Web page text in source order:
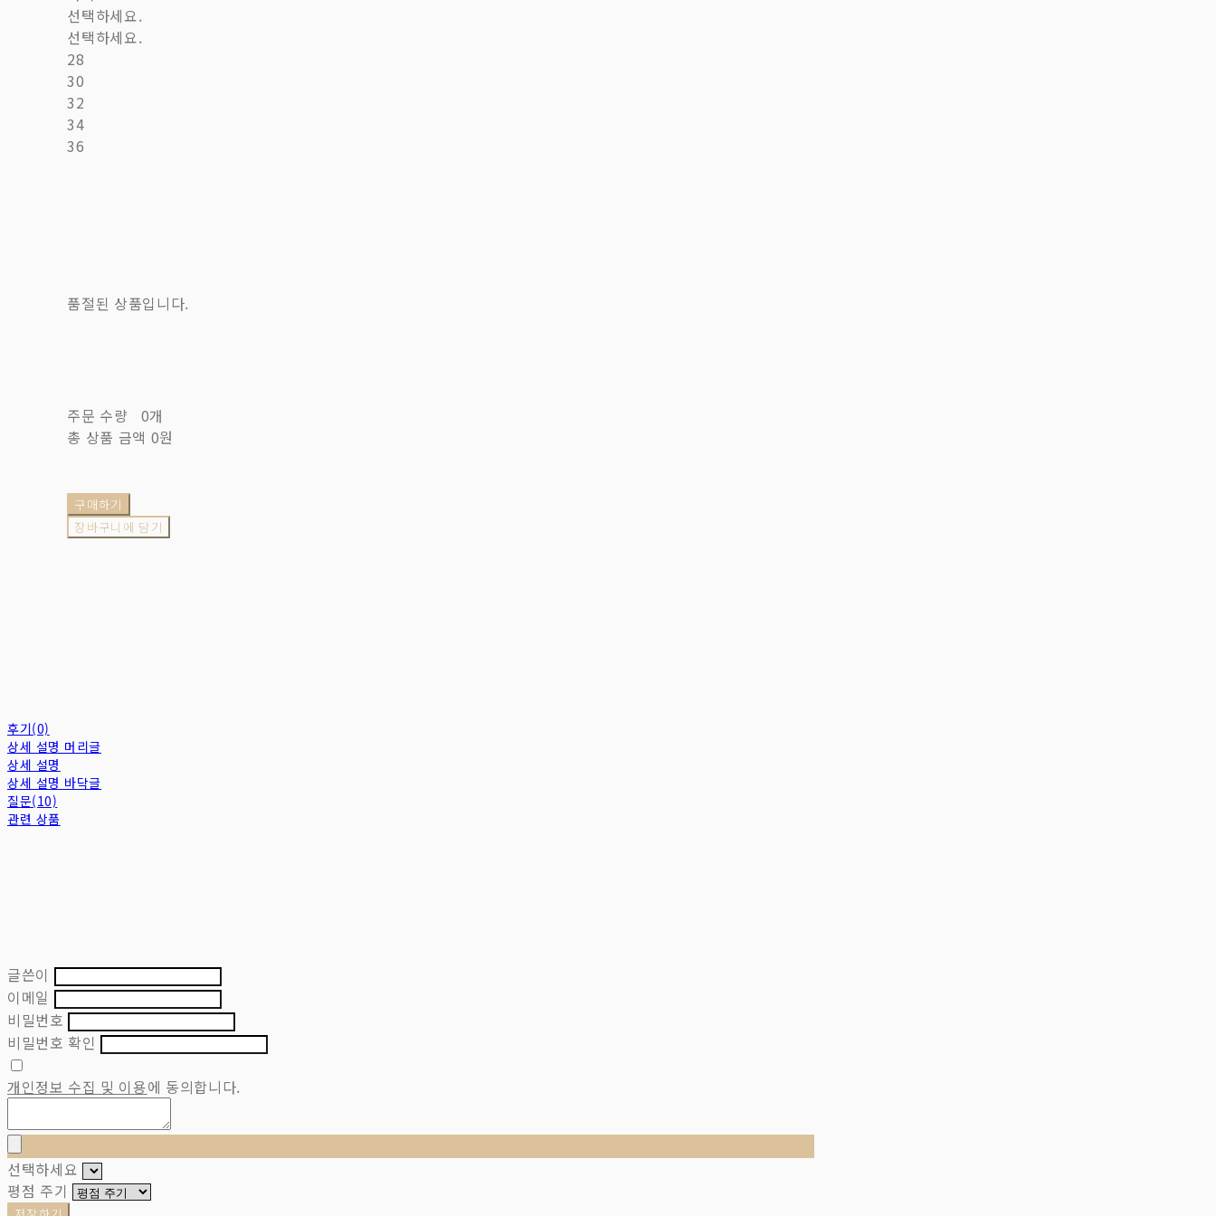
선택하세요.
선택하세요.
28
30
32
34
36
품절된 상품입니다.
주문 수량
0개
총 상품 금액 0원
구매하기
장바구니에 담기
후기(0)
상세 설명 머리글
상세 설명
상세 설명 바닥글
질문(10)
관련 상품
글쓴이
이메일
비밀번호
비밀번호 확인
개인정보 수집 및 이용에 동의합니다.
선택하세요
평점 주기